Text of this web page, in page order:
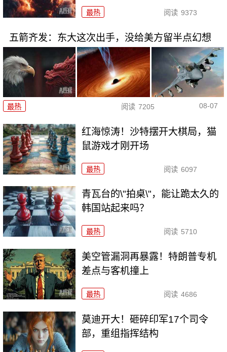
最热 阅读 9373
五箭齐发：东大这次出手，没给美方留半点幻想
最热 阅读 7205 08-07
红海惊涛！沙特摆开大棋局，猫
鼠游戏才刚开场
最热 阅读 6097
青瓦台的\"拍桌\"，能让跪太久的
韩国站起来吗？
最热 阅读 5710
美空管漏洞再暴露！特朗普专机
差点与客机撞上
最热 阅读 4686
莫迪开大！砸碎印军17个司令
部，重组指挥结构